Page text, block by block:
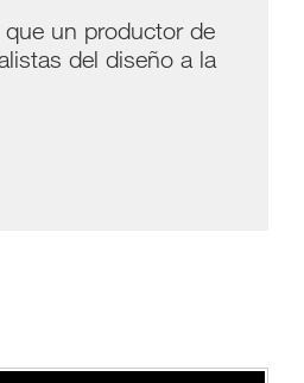
un productor de
del diseño a la